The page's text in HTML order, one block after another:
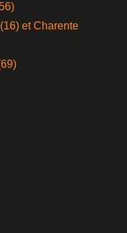
et Charente